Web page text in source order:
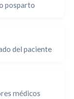
posparto
del paciente
médicos